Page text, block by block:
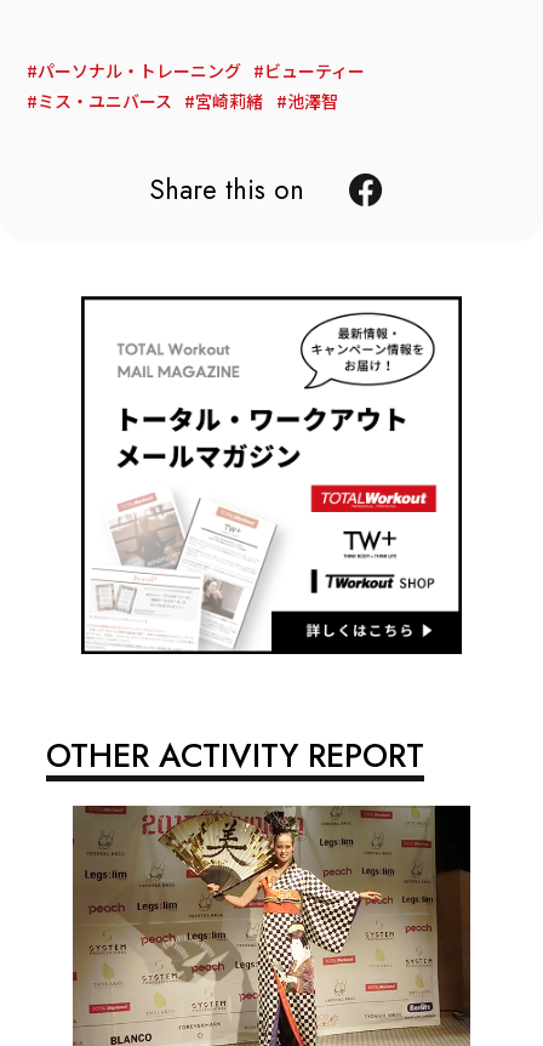
パーソナル・トレーニング
ビューティー
ミス・ユニバース
宮崎莉緒 池澤智
Share this on
OTHER ACTIVITY REPORT